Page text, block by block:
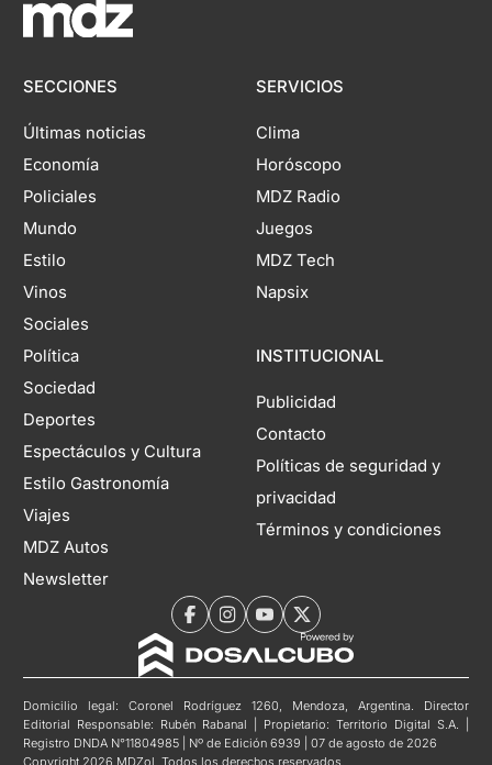
SECCIONES
Últimas noticias
Economía
Policiales
Mundo
Estilo
Vinos
Sociales
Política
Sociedad
Deportes
Espectáculos y Cultura
Estilo Gastronomía
Viajes
MDZ Autos
Newsletter
SERVICIOS
Clima
Horóscopo
MDZ Radio
Juegos
MDZ Tech
Napsix
INSTITUCIONAL
Publicidad
Contacto
Políticas de seguridad y
privacidad
Términos y condiciones
Domicilio legal: Coronel Rodríguez 1260, Mendoza, Argentina. Director
Editorial Responsable: Rubén Rabanal | Propietario: Territorio Digital S.A. |
Registro DNDA N°11804985 | Nº de Edición 6939 | 07 de agosto de 2026
Copyright 2026 MDZol. Todos los derechos reservados.